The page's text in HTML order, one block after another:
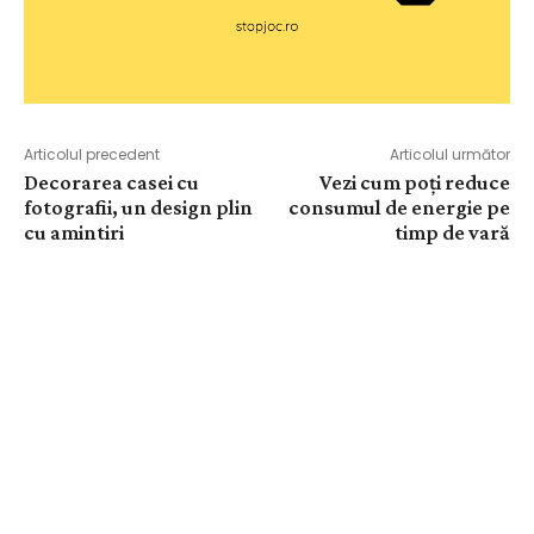
Articolul precedent
Decorarea casei cu
fotografii, un design plin
cu amintiri
Articolul următor
Vezi cum poți reduce
consumul de energie pe
timp de vară